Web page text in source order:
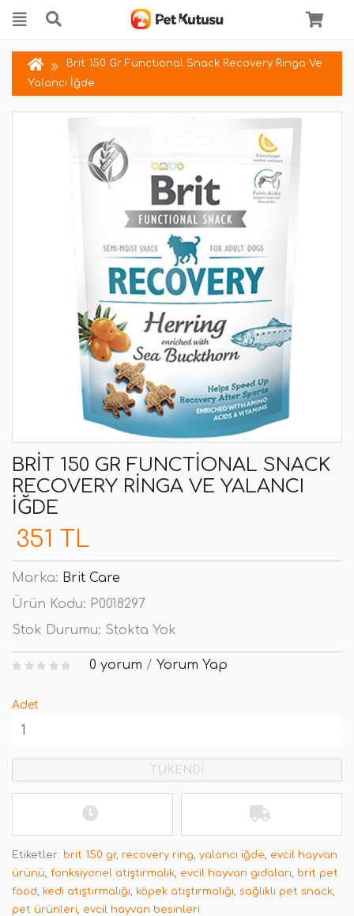
Brit 150 Gr Functional Snack Recovery Ringa Ve
Yalancı İğde
BRIT 150 GR FUNCTIONAL SNACK
RECOVERY RINGA VE YALANCI
İĞDE
351 TL
Marka: Brit Care
Ürün Kodu: P0018297
Stok Durumu: Stokta Yok
0 yorum / Yorum Yap
Adet
TÜKENDİ
Etiketler: brit 150 gr, recovery ring, yalancı iğde, evcil hayvan
ürünü, fonksiyonel atıştırmalık, evcil hayvan gıdaları, brit pet
food, kedi atıştırmalığı, köpek atıştırmalığı, sağlıklı pet snack,
pet ürünleri, evcil hayvan besinleri